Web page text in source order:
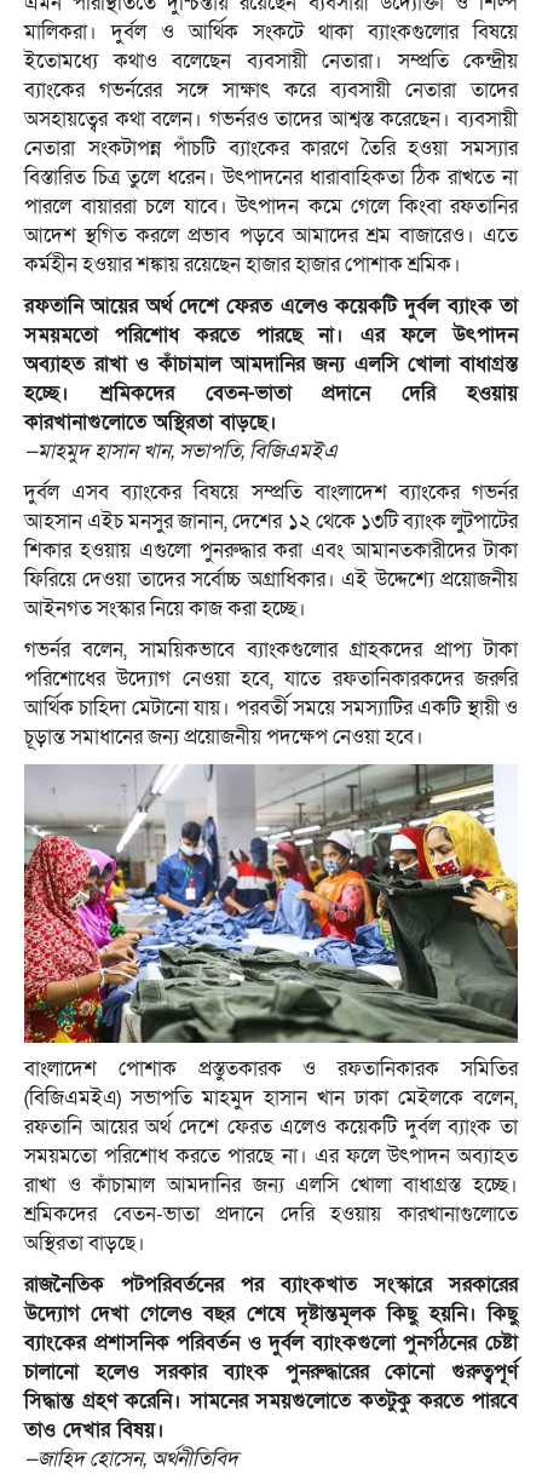
মালিকরা। দুর্বল ও আর্থিক সংকটে থাকা ব্যাংকগুলোর বিষয়ে
ইতোমধ্যে কথাও বলেছেন ব্যবসায়ী নেতারা। সম্প্রতি কেন্দ্রীয়
ব্যাংকের গভর্নরের সঙ্গে সাক্ষাৎ করে ব্যবসায়ী নেতারা তাদের
অসহায়ত্বের কথা বলেন। গভর্নরও তাদের আশ্বস্ত করেছেন। ব্যবসায়ী
নেতারা সংকটাপন্ন পাঁচটি ব্যাংকের কারণে তৈরি হওয়া সমস্যার
বিস্তারিত চিত্র তুলে ধরেন। উৎপাদনের ধারাবাহিকতা ঠিক রাখতে না
পারলে বায়াররা চলে যাবে। উৎপাদন কমে গেলে কিংবা রফতানির
আদেশ স্থগিত করলে প্রভাব পড়বে আমাদের শ্রম বাজারেও। এতে
কর্মহীন হওয়ার শঙ্কায় রয়েছেন হাজার হাজার পোশাক শ্রমিক।
রফতানি আয়ের অর্থ দেশে ফেরত এলেও কয়েকটি দুর্বল ব্যাংক তা
সময়মতো পরিশোধ করতে পারছে না। এর ফলে উৎপাদন
অব্যাহত রাখা ও কাঁচামাল আমদানির জন্য এলসি খোলা বাধাগ্রস্ত
হচ্ছে। শ্রমিকদের বেতন-ভাতা প্রদানে দেরি হওয়ায়
কারখানাগুলোতে অস্থিরতা বাড়ছে।
—মাহমুদ হাসান খান, সভাপতি, বিজিএমইএ
দুর্বল এসব ব্যাংকের বিষয়ে সম্প্রতি বাংলাদেশ ব্যাংকের গভর্নর
আহসান এইচ মনসুর জানান, দেশের ১২ থেকে ১৩টি ব্যাংক লুটপাটের
শিকার হওয়ায় এগুলো পুনরুদ্ধার করা এবং আমানতকারীদের টাকা
ফিরিয়ে দেওয়া তাদের সর্বোচ্চ অগ্রাধিকার। এই উদ্দেশ্যে প্রয়োজনীয়
আইনগত সংস্কার নিয়ে কাজ করা হচ্ছে।
গভর্নর বলেন, সাময়িকভাবে ব্যাংকগুলোর গ্রাহকদের প্রাপ্য টাকা
পরিশোধের উদ্যোগ নেওয়া হবে, যাতে রফতানিকারকদের জরুরি
আর্থিক চাহিদা মেটানো যায়। পরবর্তী সময়ে সমস্যাটির একটি স্থায়ী ও
চূড়ান্ত সমাধানের জন্য প্রয়োজনীয় পদক্ষেপ নেওয়া হবে।
বাংলাদেশ পোশাক প্রস্তুতকারক ও রফতানিকারক সমিতির
(বিজিএমইএ) সভাপতি মাহমুদ হাসান খান ঢাকা মেইলকে বলেন,
রফতানি আয়ের অর্থ দেশে ফেরত এলেও কয়েকটি দুর্বল ব্যাংক তা
সময়মতো পরিশোধ করতে পারছে না। এর ফলে উৎপাদন অব্যাহত
রাখা ও কাঁচামাল আমদানির জন্য এলসি খোলা বাধাগ্রস্ত হচ্ছে।
শ্রমিকদের বেতন-ভাতা প্রদানে দেরি হওয়ায় কারখানাগুলোতে
অস্থিরতা বাড়ছে।
রাজনৈতিক পটপরিবর্তনের পর ব্যাংকখাত সংস্কারে সরকারের
উদ্যোগ দেখা গেলেও বছর শেষে দৃষ্টান্তমূলক কিছু হয়নি। কিছু
ব্যাংকের প্রশাসনিক পরিবর্তন ও দুর্বল ব্যাংকগুলো পুনর্গঠনের চেষ্টা
চালানো হলেও সরকার ব্যাংক পুনরুদ্ধারের কোনো গুরুত্বপূর্ণ
সিদ্ধান্ত গ্রহণ করেনি। সামনের সময়গুলোতে কতটুকু করতে পারবে
তাও দেখার বিষয়।
—জাহিদ হোসেন, অর্থনীতিবিদ